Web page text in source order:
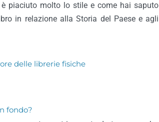
piaciuto molto lo stile e come hai saputo
in relazione alla Storia del Paese e agli
delle librerie fisiche
fondo?